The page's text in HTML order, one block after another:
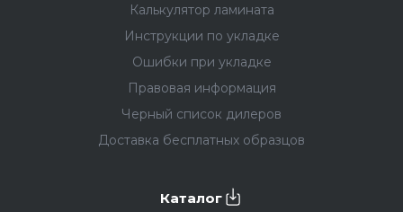
Калькулятор ламината
Инструкции по укладке
Ошибки при укладке
Правовая информация
Черный список дилеров
Доставка бесплатных образцов
Каталог